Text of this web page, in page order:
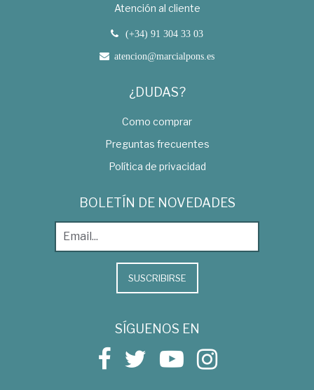
Atención al cliente
(+34) 91 304 33 03
atencion@marcialpons.es
¿DUDAS?
Como comprar
Preguntas frecuentes
Política de privacidad
BOLETÍN DE NOVEDADES
SUSCRIBIRSE
SÍGUENOS EN